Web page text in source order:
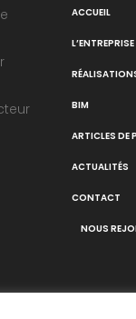
ACCUEIL
L’ENTREPRISE
BIM
ARTICLES DE
ACTUALITÉS
CONTACT
NOUS